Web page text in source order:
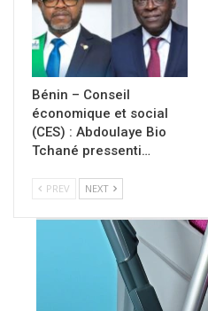
Bénin – Conseil
économique et social
(CES) : Abdoulaye Bio
Tchané pressenti…
PREV NEXT